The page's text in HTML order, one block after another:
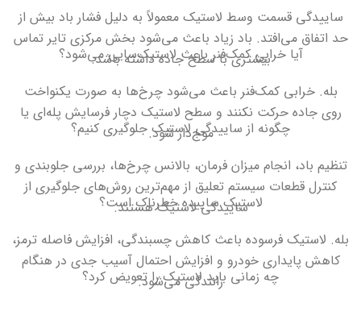
ساییدگی قسمت وسط لاستیک معمولاً به دلیل فشار باد بیش از
حد اتفاق می‌افتد. باد زیاد باعث می‌شود بخش مرکزی تایر تماس
بیشتری با سطح جاده داشته باشد.
آیا خرابی کمک‌فنر باعث لاستیک‌سایی می‌شود؟
بله. خرابی کمک‌فنر باعث می‌شود چرخ‌ها به صورت یکنواخت
روی جاده حرکت نکنند و سطح لاستیک دچار فرسایش پله‌ای یا
موج‌دار شود.
چگونه از ساییدگی لاستیک جلوگیری کنیم؟
تنظیم باد، انجام میزان فرمان، بالانس چرخ‌ها، بررسی جلوبندی و
کنترل قطعات سیستم تعلیق از مهم‌ترین روش‌های جلوگیری از
ساییدگی لاستیک هستند.
لاستیک ساییده خطرناک است؟
بله. لاستیک فرسوده باعث کاهش چسبندگی، افزایش فاصله ترمز،
کاهش پایداری خودرو و افزایش احتمال آسیب جدی در هنگام
رانندگی می‌شود.
چه زمانی باید لاستیک را تعویض کرد؟